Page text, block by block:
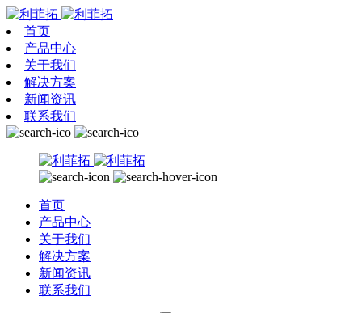
首页
产品中心
关于我们
解决方案
新闻资讯
联系我们
首页
产品中心
关于我们
解决方案
新闻资讯
联系我们